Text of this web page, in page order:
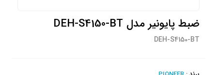
ضبط پایونیر مدل DEH-S4150-BT
DEH-S4150-BT